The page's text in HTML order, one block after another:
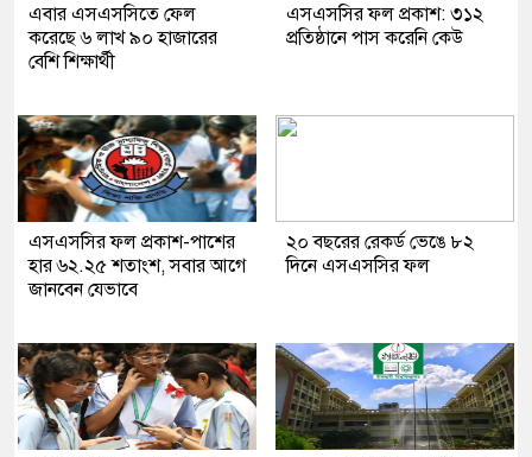
এবার এসএসসিতে ফেল
করেছে ৬ লাখ ৯০ হাজারের
বেশি শিক্ষার্থী
এসএসসির ফল প্রকাশ: ৩১২
প্রতিষ্ঠানে পাস করেনি কেউ
এসএসসির ফল প্রকাশ-পাশের
হার ৬২.২৫ শতাংশ, সবার আগে
জানবেন যেভাবে
২০ বছরের রেকর্ড ভেঙে ৮২
দিনে এসএসসির ফল